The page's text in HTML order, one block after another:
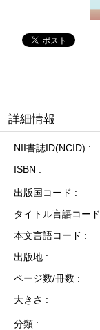
詳細情報
NII書誌ID(NCID)
ISBN
出版国コード
タイトル言語コード
本文言語コード
出版地
ページ数/冊数
大きさ
分類